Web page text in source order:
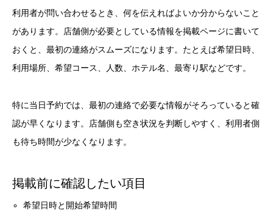
利用者が問い合わせるとき、何を伝えればよいか分からないこと
があります。店舗側が必要としている情報を掲載ページに書いて
おくと、最初の連絡がスムーズになります。たとえば希望日時、
利用場所、希望コース、人数、ホテル名、最寄り駅などです。
特に当日予約では、最初の連絡で必要な情報がそろっていると確
認が早くなります。店舗側も空き状況を判断しやすく、利用者側
も待ち時間が少なくなります。
掲載前に確認したい項目
希望日時と開始希望時間